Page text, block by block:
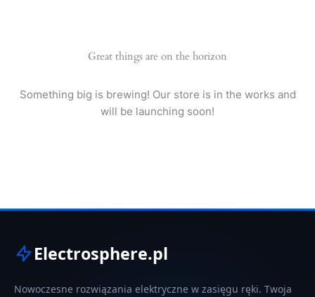
Great things are on the horizon
Something big is brewing! Our store is in the works and
will be launching soon!
Electrosphere.pl
Nowoczesne rozwiązania elektryczne w zasięgu ręki. Twoja